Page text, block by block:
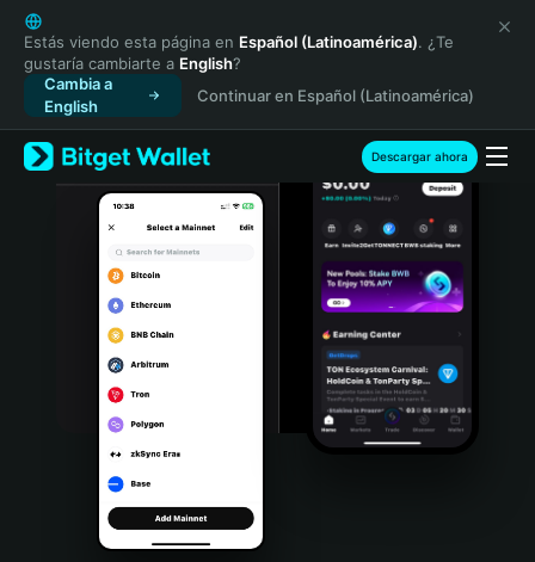
English
日本語
Tiếng Việt
Русский
Español (Latinoamérica)
Türkçe
Italiano
Português (Portugal)
Bahasa Indonesia
Português (Brasil)
Español (Argentina)
Estás viendo esta página en Español (Latinoamérica). ¿Te
gustaría cambiarte a English?
Cambia a
English
Continuar en Español (Latinoamérica)
Descargar ahora